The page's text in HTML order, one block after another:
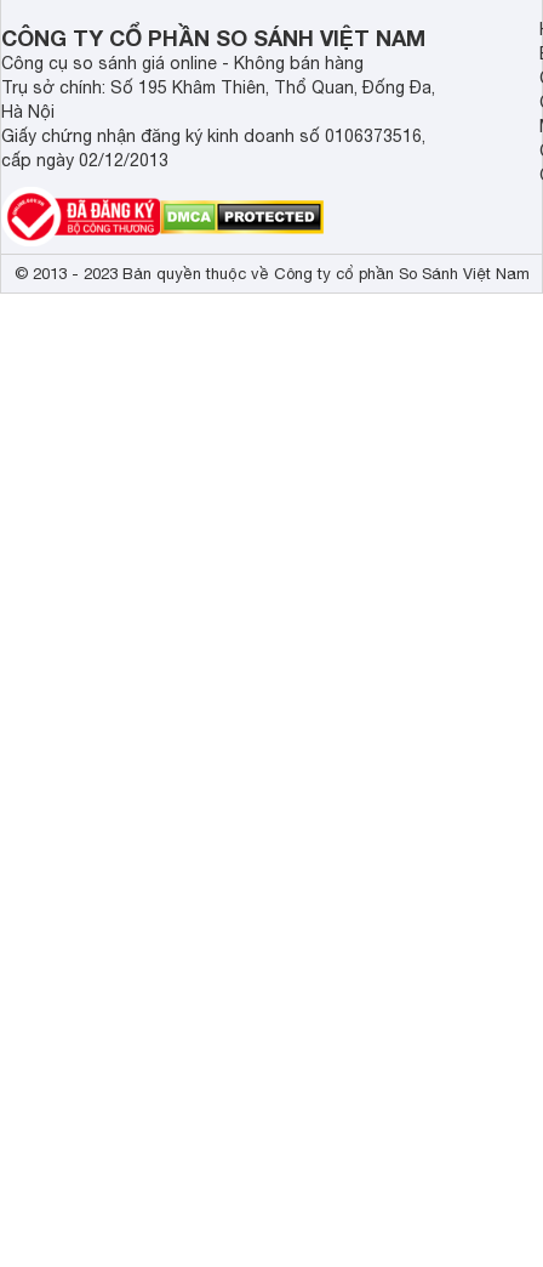
CÔNG TY CỔ PHẦN SO SÁNH VIỆT NAM
Công cụ so sánh giá online - Không bán hàng
Trụ sở chính: Số 195 Khâm Thiên, Thổ Quan, Đống Đa,
Hà Nội
Giấy chứng nhận đăng ký kinh doanh số 0106373516,
cấp ngày 02/12/2013
© 2013 - 2023 Bản quyền thuộc về Công ty cổ phần So Sánh Việt Nam